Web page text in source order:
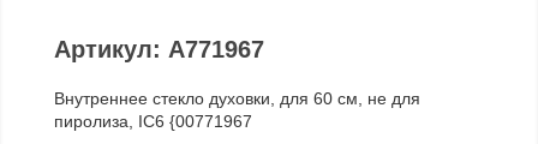
Артикул: A771967
Внутреннее стекло духовки, для 60 см, не для
пиролиза, IC6 {00771967